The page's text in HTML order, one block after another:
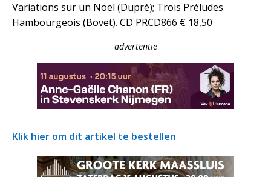
Variations sur un Noël (Dupré); Trois Préludes
Hambourgeois (Bovet). CD PRCD866 € 18,50
advertentie
Klik hier om dit artikel te bestellen